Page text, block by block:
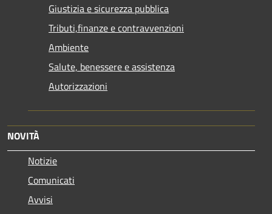
Giustizia e sicurezza pubblica
Tributi,finanze e contravvenzioni
Ambiente
Salute, benessere e assistenza
Autorizzazioni
NOVITÀ
Notizie
Comunicati
Avvisi